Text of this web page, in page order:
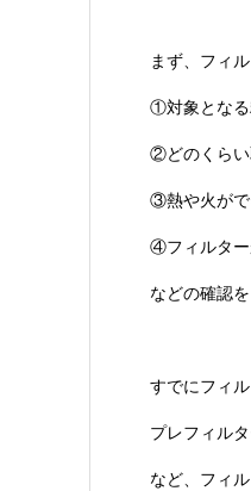
まず、フィ
①対象となる
②どのくらい
③熱や火がで
④フィルター
などの確認を
すでにフィル
プレフィル
など、フィ